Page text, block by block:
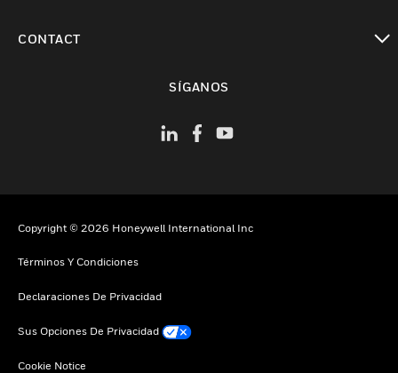
CONTACT
SÍGANOS
Copyright © 2026 Honeywell International Inc
Términos Y Condiciones
Declaraciones De Privacidad
Sus Opciones De Privacidad
Cookie Notice